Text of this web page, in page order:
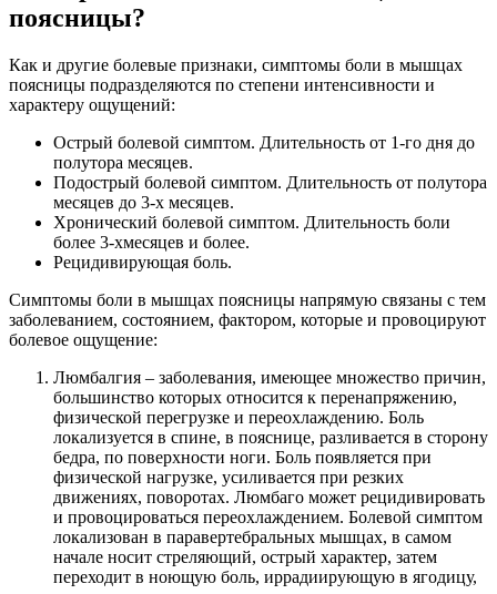
поясницы?
Как и другие болевые признаки, симптомы боли в мышцах
поясницы подразделяются по степени интенсивности и
характеру ощущений:
Острый болевой симптом. Длительность от 1-го дня до
полутора месяцев.
Подострый болевой симптом. Длительность от полутора
месяцев до 3-х месяцев.
Хронический болевой симптом. Длительность боли
более 3-хмесяцев и более.
Рецидивирующая боль.
Симптомы боли в мышцах поясницы напрямую связаны с тем
заболеванием, состоянием, фактором, которые и провоцируют
болевое ощущение:
Люмбалгия – заболевания, имеющее множество причин,
большинство которых относится к перенапряжению,
физической перегрузке и переохлаждению. Боль
локализуется в спине, в пояснице, разливается в сторону
бедра, по поверхности ноги. Боль появляется при
физической нагрузке, усиливается при резких
движениях, поворотах. Люмбаго может рецидивировать
и провоцироваться переохлаждением. Болевой симптом
локализован в паравертебральных мышцах, в самом
начале носит стреляющий, острый характер, затем
переходит в ноющую боль, иррадиирующую в ягодицу,